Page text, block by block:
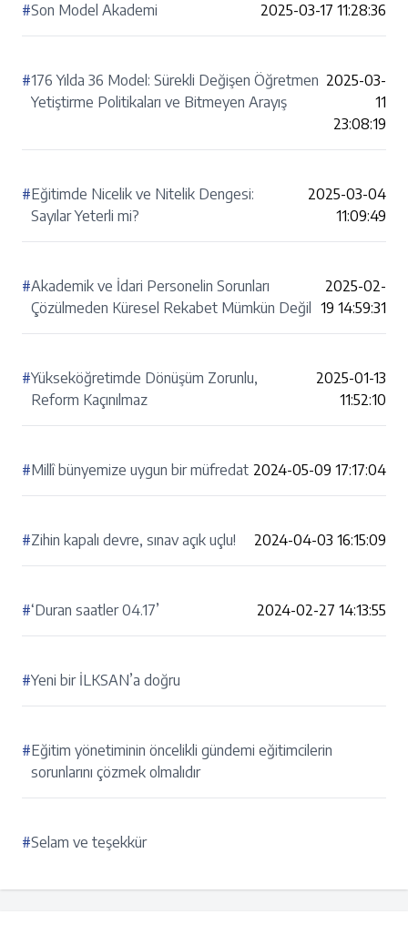
#Son Model Akademi 2025-03-17 11:28:36
#176 Yılda 36 Model: Sürekli Değişen Öğretmen
Yetiştirme Politikaları ve Bitmeyen Arayış
2025-03-
11
23:08:19
#Eğitimde Nicelik ve Nitelik Dengesi:
Sayılar Yeterli mi?
2025-03-04
11:09:49
#Akademik ve İdari Personelin Sorunları
Çözülmeden Küresel Rekabet Mümkün Değil
2025-02-
19 14:59:31
#Yükseköğretimde Dönüşüm Zorunlu,
Reform Kaçınılmaz
2025-01-13
11:52:10
#Millî bünyemize uygun bir müfredat 2024-05-09 17:17:04
#Zihin kapalı devre, sınav açık uçlu! 2024-04-03 16:15:09
#‘Duran saatler 04.17’ 2024-02-27 14:13:55
#Yeni bir İLKSAN’a doğru
#Eğitim yönetiminin öncelikli gündemi eğitimcilerin
sorunlarını çözmek olmalıdır
#Selam ve teşekkür